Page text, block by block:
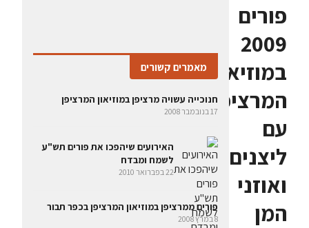
פורים
2009
במוזיאון
המרציפן
עם
ליצנים
ואוזני
המן
מאמרים קשורים
חנוכייה עשויה מרציפן במוזיאון המרציפן
17 בנובמבר 2008
האירועים שיהפכו את פורים תש"ע
לשמח ומבדח
22 בפברואר 2010
פורים ממרציפן במוזיאון המרציפן בכפר תבור
8 במרץ 2008